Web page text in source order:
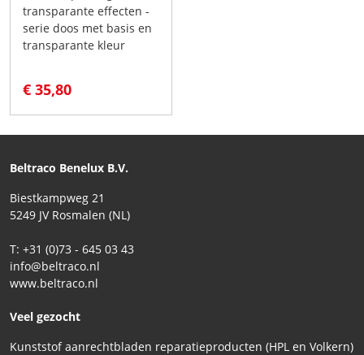
transparante effecten -
serie doos met basis en
transparante kleur
€ 35,80
Beltraco Benelux B.V.
Biestkampweg 21
5249 JV Rosmalen (NL)
T: +31 (0)73 - 645 03 43
info@beltraco.nl
www.beltraco.nl
Veel gezocht
Kunststof aanrechtbladen reparatieproducten (HPL en Volkern)